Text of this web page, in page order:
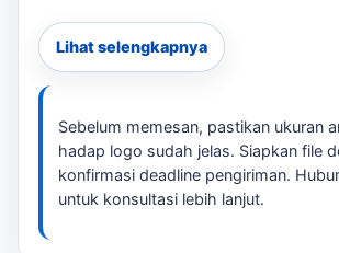
Solusi yang Kami Tawarkan
tersedia berbagai pilihan balon gate yang
disesuaikan sesuai brief acara. Dengan
dengan tema acara. Kami juga
tepat waktu dan pemasangan yang
kebutuhan berkembang ke layanan
biaya Depokmembantu pembaca
selaras dengan target promosi.
Lihat selengkapnya
Sebelum memesan, pastikan ukuran
hadap logo sudah jelas. Siapkan file
konfirmasi deadline pengiriman.
untuk konsultasi lebih lanjut.